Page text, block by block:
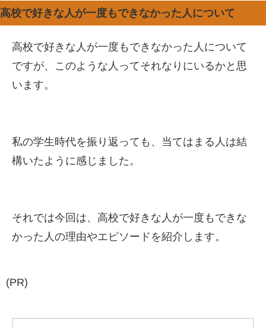
高校で好きな人が一度もできなかった人について
高校で好きな人が一度もできなかった人について
ですが、このような人ってそれなりにいるかと思
います。
私の学生時代を振り返っても、当てはまる人は結
構いたように感じました。
それでは今回は、高校で好きな人が一度もできな
かった人の理由やエピソードを紹介します。
(PR)